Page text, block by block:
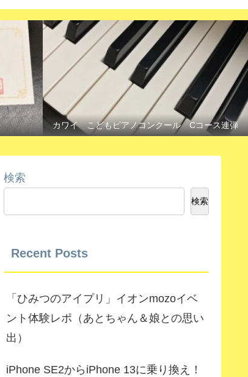
カワイ こどもピアノコンクール Cコース連弾
検索
検索
Recent Posts
「ひみつのアイプリ」イオンmozoイベ
ント体験レポ（あとちゃん＆娘との思い
出）
iPhone SE2からiPhone 13に乗り換え！